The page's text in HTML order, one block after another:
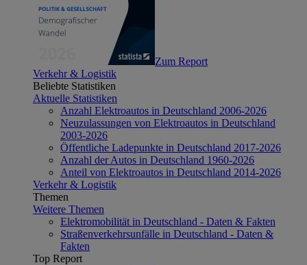
Zum Report
Verkehr & Logistik
Beliebte Statistiken
Aktuelle Statistiken
Anzahl Elektroautos in Deutschland 2006-2026
Neuzulassungen von Elektroautos in Deutschland
2003-2026
Öffentliche Ladepunkte in Deutschland 2017-2026
Anzahl der Autos in Deutschland 1960-2026
Anteil von Elektroautos in Deutschland 2014-2026
Verkehr & Logistik
Themen
Weitere Themen
Elektromobilität in Deutschland - Daten & Fakten
Straßenverkehrsunfälle in Deutschland - Daten &
Fakten
Top Report